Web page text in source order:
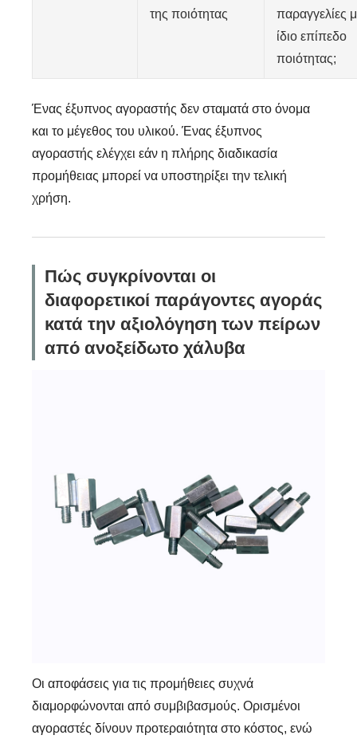
της ποιότητας
παραγγελίες
ίδιο επίπεδο
ποιότητας;
Ένας έξυπνος αγοραστής δεν σταματά στο όνομα
και το μέγεθος του υλικού. Ένας έξυπνος
αγοραστής ελέγχει εάν η πλήρης διαδικασία
προμήθειας μπορεί να υποστηρίξει την τελική
χρήση.
Πώς συγκρίνονται οι
διαφορετικοί παράγοντες αγοράς
κατά την αξιολόγηση των πείρων
από ανοξείδωτο χάλυβα
Οι αποφάσεις για τις προμήθειες συχνά
διαμορφώνονται από συμβιβασμούς. Ορισμένοι
αγοραστές δίνουν προτεραιότητα στο κόστος, ενώ